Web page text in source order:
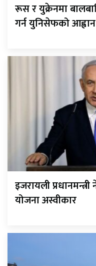
रूस र युक्रेनमा
गर्न युनिसेफको आह्वान
इजरायली प्रधानमन्त्री
योजना अस्वीकार